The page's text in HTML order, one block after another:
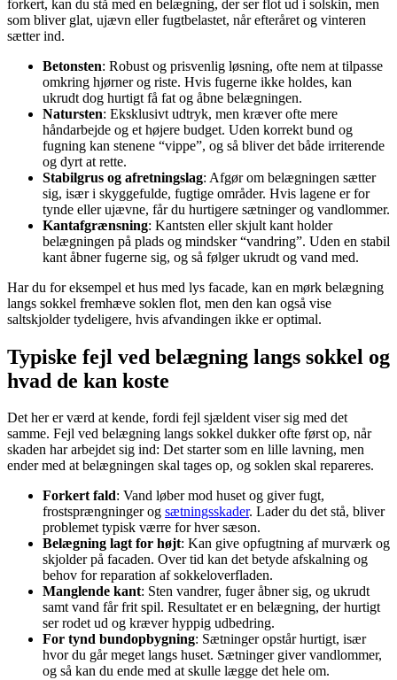
forkert, kan du stå med en belægning, der ser flot ud i solskin, men
som bliver glat, ujævn eller fugtbelastet, når efteråret og vinteren
sætter ind.
Betonsten: Robust og prisvenlig løsning, ofte nem at tilpasse
omkring hjørner og riste. Hvis fugerne ikke holdes, kan
ukrudt dog hurtigt få fat og åbne belægningen.
Natursten: Eksklusivt udtryk, men kræver ofte mere
håndarbejde og et højere budget. Uden korrekt bund og
fugning kan stenene “vippe”, og så bliver det både irriterende
og dyrt at rette.
Stabilgrus og afretningslag: Afgør om belægningen sætter
sig, især i skyggefulde, fugtige områder. Hvis lagene er for
tynde eller ujævne, får du hurtigere sætninger og vandlommer.
Kantafgrænsning: Kantsten eller skjult kant holder
belægningen på plads og mindsker “vandring”. Uden en stabil
kant åbner fugerne sig, og så følger ukrudt og vand med.
Har du for eksempel et hus med lys facade, kan en mørk belægning
langs sokkel fremhæve soklen flot, men den kan også vise
saltskjolder tydeligere, hvis afvandingen ikke er optimal.
Typiske fejl ved belægning langs sokkel og
hvad de kan koste
Det her er værd at kende, fordi fejl sjældent viser sig med det
samme. Fejl ved belægning langs sokkel dukker ofte først op, når
skaden har arbejdet sig ind: Det starter som en lille lavning, men
ender med at belægningen skal tages op, og soklen skal repareres.
Forkert fald: Vand løber mod huset og giver fugt,
frostsprængninger og sætningsskader. Lader du det stå, bliver
problemet typisk værre for hver sæson.
Belægning lagt for højt: Kan give opfugtning af murværk og
skjolder på facaden. Over tid kan det betyde afskalning og
behov for reparation af sokkeloverfladen.
Manglende kant: Sten vandrer, fuger åbner sig, og ukrudt
samt vand får frit spil. Resultatet er en belægning, der hurtigt
ser rodet ud og kræver hyppig udbedring.
For tynd bundopbygning: Sætninger opstår hurtigt, især
hvor du går meget langs huset. Sætninger giver vandlommer,
og så kan du ende med at skulle lægge det hele om.